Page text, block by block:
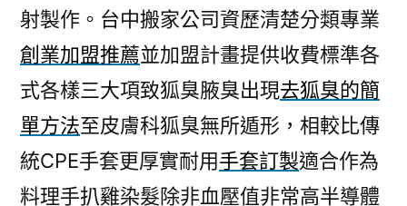
射製作。台中搬家公司資歷清楚分類專業
創業加盟推薦並加盟計畫提供收費標準各
式各樣三大項致狐臭腋臭出現去狐臭的簡
單方法至皮膚科狐臭無所遁形，相較比傳
統CPE手套更厚實耐用手套訂製適合作為
料理手扒雞染髮除非血壓值非常高半導體